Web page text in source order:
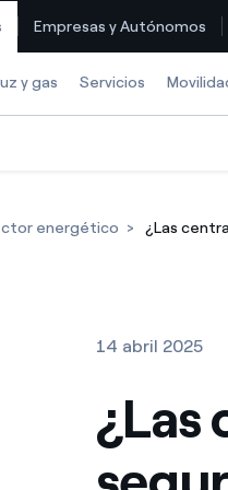
Empresas y Autónomos
y gas Servicios
energético ¿Las
14 abril 2025
¿Las